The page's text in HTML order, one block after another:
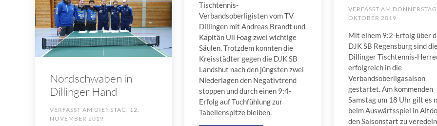
Nordschwaben in
Dillinger Hand
VERFASST AM DIENSTAG, 12.
NOVEMBER 2019
Tischtennis-
Verbandsoberligisten vom TV
Dillingen mit Andreas Brandt und
Kapitän Uli Foag zwei wichtige
Säulen. Trotzdem konnten die
Kreisstädter gegen die DJK SB
Landshut nach den jüngsten zwei
Niederlagen den Negativtrend
stoppen und durch einen 9:4-
Erfolg auf Tuchfühlung zur
Tabellenspitze bleiben.
VERFASST AM
OKTOBER 2019
Mit einem 9:2-Erfolg über
DJK SB Regensburg sind
Dillinger Tischtennis-
erfolgreich in die
Verbandsoberligasaison
gestartet. Am kommenden
Samstag um 18 Uhr gilt es
beim Auswärtsspiel in
den Saisonstart zu